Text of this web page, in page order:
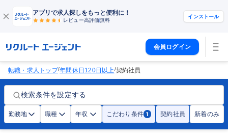
アプリで求人探しをもっと便利に！
レビュー高評価無料
インストール
会員ログイン
転職・求人トップ/年間休日120日以上/契約社員
検索条件を設定する
勤務地 職種 年収 こだわり条件 1 契約社員 新着のみ